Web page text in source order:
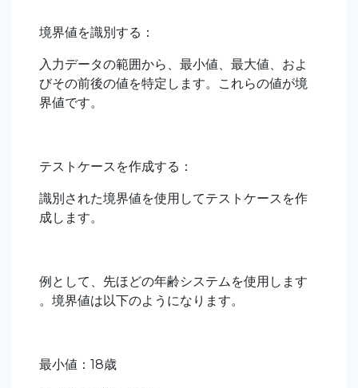
境界値を識別する：
入力データの範囲から、最小値、最大値、およ
びその前後の値を特定します。これらの値が境
界値です。
テストケースを作成する：
識別された境界値を使用してテストケースを作
成します。
例として、先ほどの年齢システムを使用します
。境界値は以下のようになります。
最小値：18歳